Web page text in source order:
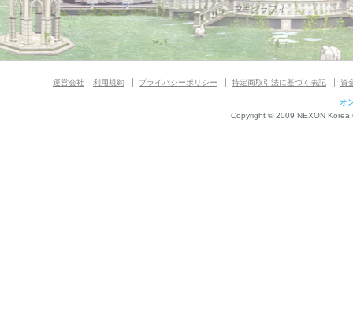
マギグラフィ
運営会社 利用規約 プライバシーポリシー 特定商取引法に基づく表記 資
オ
Copyright © 2009 NEXON Korea